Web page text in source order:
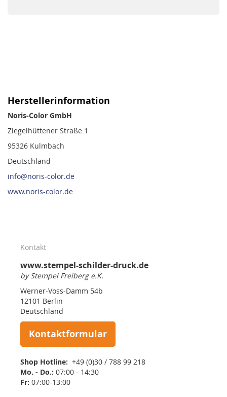
Herstellerinformation
Noris-Color GmbH
Ziegelhüttener Straße 1
95326 Kulmbach
Deutschland
info@noris-color.de
www.noris-color.de
Kontakt
www.stempel-schilder-druck.de
by Stempel Freiberg e.K.
Werner-Voss-Damm 54b
12101 Berlin
Deutschland
Kontaktformular
Shop Hotline: +49 (0)30 / 788 99 218
Mo. - Do.: 07:00 - 14:30
Fr: 07:00-13:00